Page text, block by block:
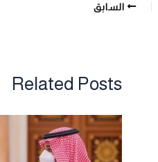
السابق
Related Posts